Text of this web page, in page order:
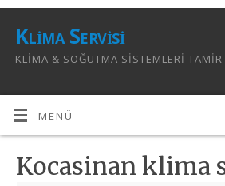
Klima Servisi
KLIMA & SOĞUTMA SISTEMLERI
MENÜ
Kocasinan klima